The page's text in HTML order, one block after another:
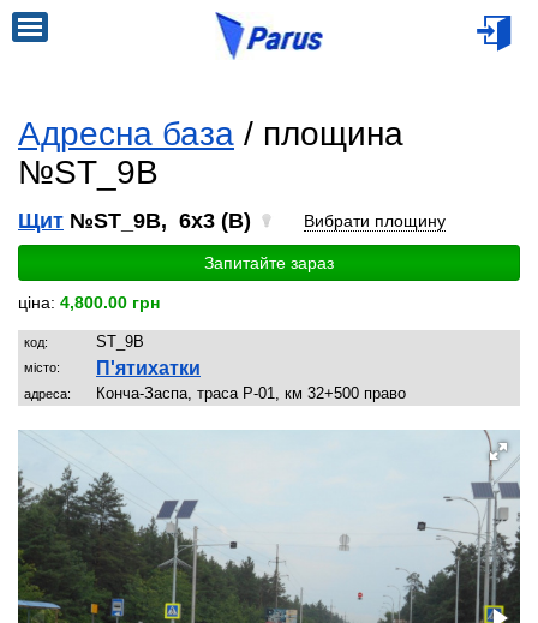
Адресна база / площина
№ST_9B
Щит №ST_9B, 6x3 (B) Вибрати площину
Запитайте зараз
ціна: 4,800.00 грн
код: ST_9B
місто: П'ятихатки
адреса: Конча-Заспа, траса Р-01, км 32+500 право